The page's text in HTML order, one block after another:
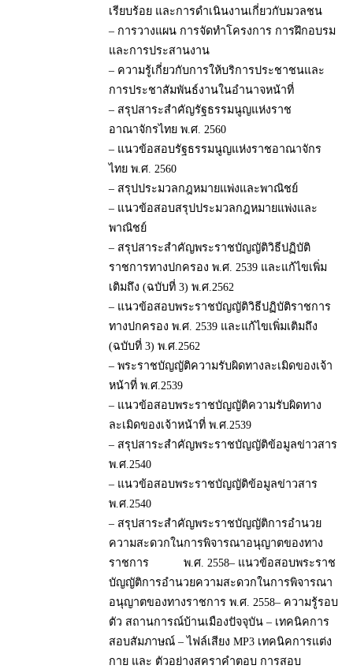
เรียบร้อย และการดำเนินงานเกี่ยวกับมวลชน
– การวางแผน การจัดทำโครงการ การฝึกอบรม
และการประสานงาน
– ความรู้เกี่ยวกับการให้บริการประชาชนและ
การประชาสัมพันธ์งานในอำนาจหน้าที่
– สรุปสาระสำคัญรัฐธรรมนูญแห่งราช
อาณาจักรไทย พ.ศ. 2560
– แนวข้อสอบรัฐธรรมนูญแห่งราชอาณาจักร
ไทย พ.ศ. 2560
– สรุปประมวลกฎหมายแพ่งและพาณิชย์
– แนวข้อสอบสรุปประมวลกฎหมายแพ่งและ
พาณิชย์
– สรุปสาระสำคัญพระราชบัญญัติวิธีปฏิบัติ
ราชการทางปกครอง พ.ศ. 2539 และแก้ไขเพิ่ม
เติมถึง (ฉบับที่ 3) พ.ศ.2562
– แนวข้อสอบพระราชบัญญัติวิธีปฏิบัติราชการ
ทางปกครอง พ.ศ. 2539 และแก้ไขเพิ่มเติมถึง
(ฉบับที่ 3) พ.ศ.2562
– พระราชบัญญัติความรับผิดทางละเมิดของเจ้า
หน้าที่ พ.ศ.2539
– แนวข้อสอบพระราชบัญญัติความรับผิดทาง
ละเมิดของเจ้าหน้าที่ พ.ศ.2539
– สรุปสาระสำคัญพระราชบัญญัติข้อมูลข่าวสาร
พ.ศ.2540
– แนวข้อสอบพระราชบัญญัติข้อมูลข่าวสาร
พ.ศ.2540
– สรุปสาระสำคัญพระราชบัญญัติการอำนวย
ความสะดวกในการพิจารณาอนุญาตของทาง
ราชการ พ.ศ. 2558– แนวข้อสอบพระราช
บัญญัติการอำนวยความสะดวกในการพิจารณา
อนุญาตของทางราชการ พ.ศ. 2558– ความรู้รอบ
ตัว สถานการณ์บ้านเมืองปัจจุบัน – เทคนิคการ
สอบสัมภาษณ์ – ไฟล์เสียง MP3 เทคนิคการแต่ง
กาย และ ตัวอย่างสคราคำตอบ การสอบ